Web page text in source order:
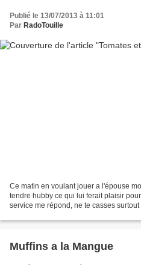
Publié le 13/07/2013 à 11:01
Par RadoTouille
Ce matin en voulant jouer a l'épouse
tendre hubby ce qui lui ferait plaisir
service me répond, ne te casses
Muffins a la Mangue